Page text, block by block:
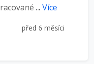
... Více
před 6 měsíci